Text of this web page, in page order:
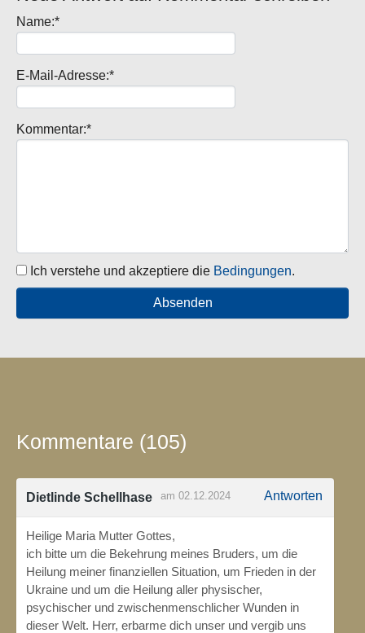
Name:*
E-Mail-Adresse:*
Kommentar:*
Ich verstehe und akzeptiere die Bedingungen.
Kommentare (105)
Dietlinde Schellhase am 02.12.2024 Antworten
Heilige Maria Mutter Gottes,
ich bitte um die Bekehrung meines Bruders, um die
Heilung meiner finanziellen Situation, um Frieden in der
Ukraine und um die Heilung aller physischer,
psychischer und zwischenmenschlicher Wunden in
dieser Welt. Herr, erbarme dich unser und vergib uns